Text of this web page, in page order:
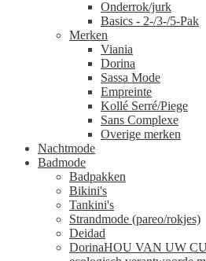
Onderrok/jurk
Basics - 2-/3-/5-Pak
Merken
Viania
Dorina
Sassa Mode
Empreinte
Kollé Serré/Piege
Sans Complexe
Overige merken
Nachtmode
Badmode
Badpakken
Bikini's
Tankini's
Strandmode (pareo/rokjes)
Deidad
DorinaHOU VAN UW